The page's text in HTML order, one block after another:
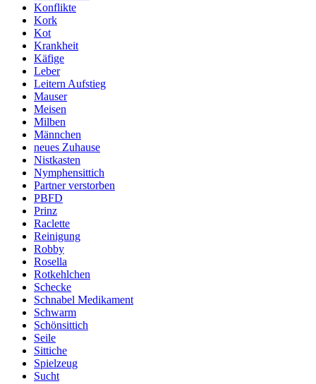
Konflikte
Kork
Kot
Krankheit
Käfige
Leber
Leitern Aufstieg
Mauser
Meisen
Milben
Männchen
neues Zuhause
Nistkasten
Nymphensittich
Partner verstorben
PBFD
Prinz
Raclette
Reinigung
Robby
Rosella
Rotkehlchen
Schecke
Schnabel Medikament
Schwarm
Schönsittich
Seile
Sittiche
Spielzeug
Sucht